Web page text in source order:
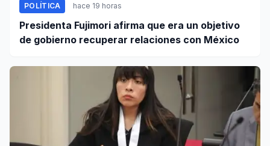
POLÍTICA hace 19 horas
Presidenta Fujimori afirma que era un objetivo
de gobierno recuperar relaciones con México